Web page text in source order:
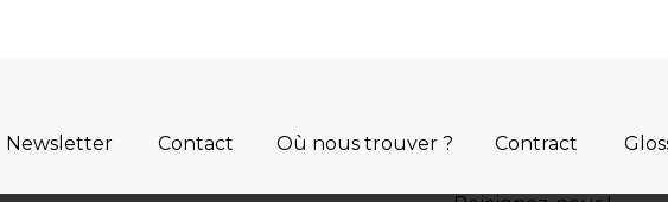
Newsletter Contact Où nous trouver ? Contract